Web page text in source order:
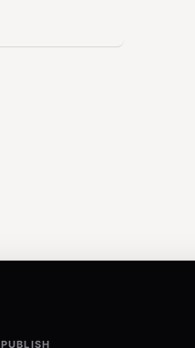
PUBLISH